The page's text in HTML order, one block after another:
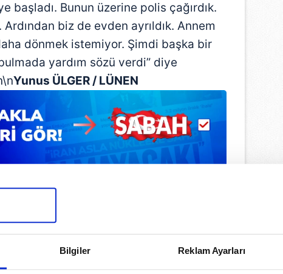
Bilgiler Reklam Ayarları
başladı. Bunun üzerine polis çağırdık.
biz de evden ayrıldık. Annem
dönmek istemiyor. Şimdi başka bir
yardım sözü verdi” diye
Yunus ÜLGER / LÜNEN